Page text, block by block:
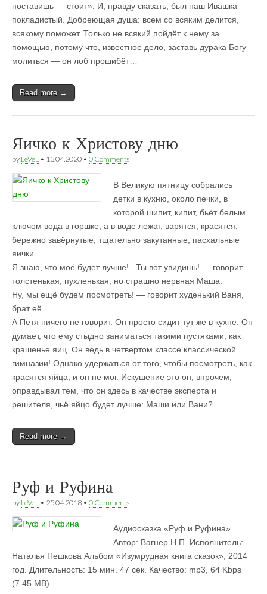
поставишь — стоит». И, правду сказать, был наш Ивашка
покладистый. Добреющая душа: всем со всяким делится,
всякому поможет. Только не всякий пойдёт к нему за
помощью, потому что, известное дело, заставь дурака Богу
молиться — он лоб прошибёт…
Read more →
Яичко к Христову дню
by LeVeL • 13.04.2020 • 0 Comments
В Великую пятницу собрались
детки в кухню, около печки, в
которой шипит, кипит, бьёт белым
ключом вода в горшке, а в воде лежат, варятся, красятся,
бережно завёрнутые, тщательно закутанные, пасхальные
яички.
Я знаю, что моё будет лучше!.. Ты вот увидишь! — говорит
толстенькая, пухленькая, но страшно нервная Маша.
Ну, мы ещё будем посмотреть! — говорит худенький Ваня,
брат её.
А Петя ничего не говорит. Он просто сидит тут же в кухне. Он
думает, что ему стыдно заниматься такими пустяками, как
крашенье яиц. Он ведь в четвертом классе классической
гимназии! Однако удержаться от того, чтобы посмотреть, как
красятся яйца, и он не мог. Искушение это он, впрочем,
оправдывал тем, что он здесь в качестве эксперта и
решителя, чьё яйцо будет лучше: Маши или Вани?
Read more →
Руф и Руфина
by LeVeL • 25.04.2018 • 0 Comments
Аудиосказка «Руф и Руфина».
Автор: Вагнер Н.П. Исполнитель:
Наталья Пешкова Альбом «Изумрудная книга сказок», 2014
год. Длительность: 15 мин. 47 сек. Качество: mp3, 64 Kbps
(7.45 MB)